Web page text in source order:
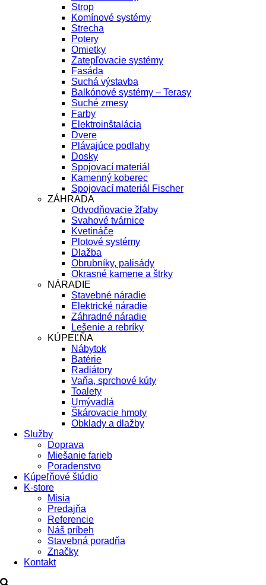
Strop
Komínové systémy
Strecha
Potery
Omietky
Zatepľovacie systémy
Fasáda
Suchá výstavba
Balkónové systémy – Terasy
Suché zmesy
Farby
Elektroinštalácia
Dvere
Plávajúce podlahy
Dosky
Spojovací materiál
Kamenný koberec
Spojovací materiál Fischer
ZÁHRADA
Odvodňovacie žľaby
Svahové tvárnice
Kvetináče
Plotové systémy
Dlažba
Obrubníky, palisády
Okrasné kamene a štrky
NÁRADIE
Stavebné náradie
Elektrické náradie
Záhradné náradie
Lešenie a rebríky
KÚPEĽŇA
Nábytok
Batérie
Radiátory
Vaňa, sprchové kúty
Toalety
Umývadlá
Škárovacie hmoty
Obklady a dlažby
Služby
Doprava
Miešanie farieb
Poradenstvo
Kúpeľňové štúdio
K-store
Misia
Predajňa
Referencie
Náš príbeh
Stavebná poradňa
Značky
Kontakt